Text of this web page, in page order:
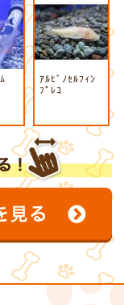
ｱﾙﾋﾞﾉｾﾙﾌｨﾝ
ﾌﾟﾚｺ